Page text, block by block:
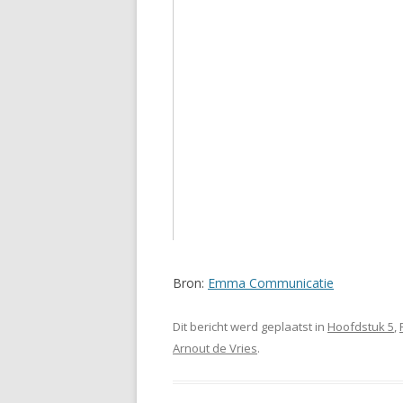
Bron: Emma Communicatie
Dit bericht werd geplaatst in Hoofdstuk 5,
Arnout de Vries.